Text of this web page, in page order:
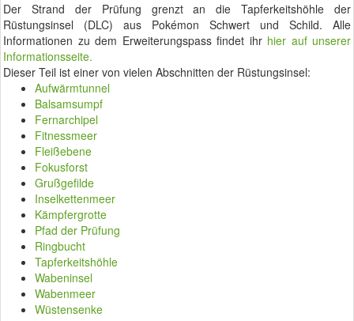
Der Strand der Prüfung grenzt an die Tapferkeitshöhle der
Rüstungsinsel (DLC) aus Pokémon Schwert und Schild. Alle
Informationen zu dem Erweiterungspass findet ihr hier auf unserer
Informationsseite.
Dieser Teil ist einer von vielen Abschnitten der Rüstungsinsel:
Aufwärmtunnel
Balsamsumpf
Fernarchipel
Fitnessmeer
Fleißebene
Fokusforst
Grußgefilde
Inselkettenmeer
Kämpfergrotte
Pfad der Prüfung
Ringbucht
Tapferkeitshöhle
Wabeninsel
Wabenmeer
Wüstensenke